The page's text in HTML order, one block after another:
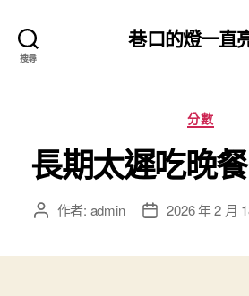
搜尋
巷口的燈一直
分
類
分數
長期太遲吃晚
文 作者: admin
文 2026 年 2 月